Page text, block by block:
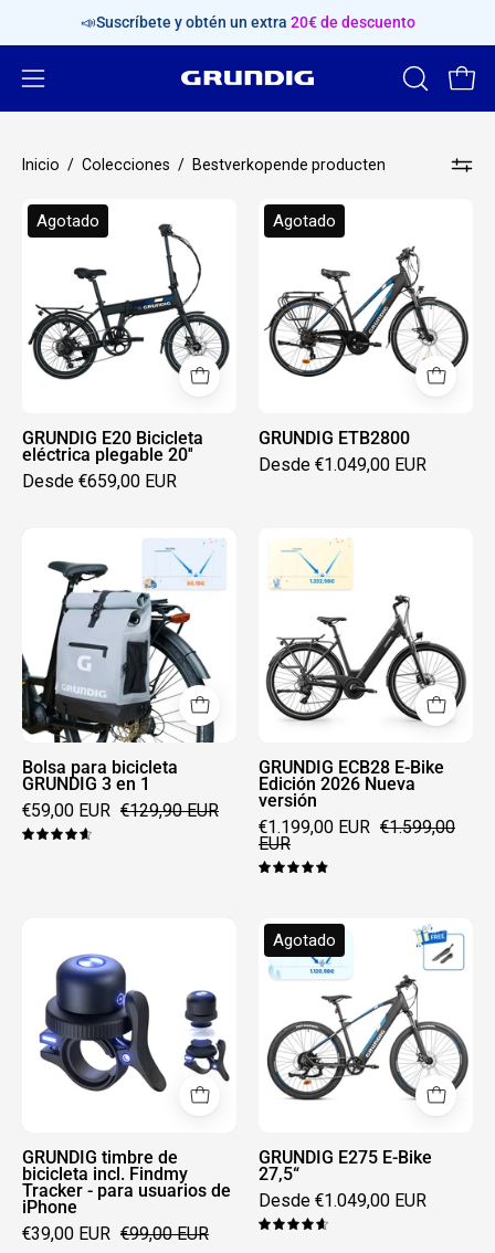
al
contenido
📣Suscríbete y obtén un extra 20€ de descuento
Abrir
navegación
ABRIR
BARRA
Inicio / Colecciones / Bestverkopende producten
Bicicleta
eléctrica
plegable
20''
Agotado
GRUNDIG E20 Bicicleta
eléctrica plegable 20''
Desde €659,00 EUR
Agotado
GRUNDIG ETB2800
Desde €1.049,00 EUR
Bolsa
bicicleta
GRUNDIG
en
1
Bolsa para bicicleta
GRUNDIG 3 en 1
€59,00 EUR €129,90 EUR
Bike
Edición
2026
Nueva
GRUNDIG ECB28 E-Bike
Edición 2026 Nueva
versión
€1.199,00 EUR €1.599,00
EUR
4.9
de
bicicleta
incl.
Findmy
Tracker
para
usuarios
iPhone
GRUNDIG timbre de
bicicleta incl. Findmy
Tracker - para usuarios de
iPhone
€39,00 EUR €99,00 EUR
GRUNDIG
Bike
27,5“
Agotado
GRUNDIG E275 E-Bike
27,5“
Desde €1.049,00 EUR